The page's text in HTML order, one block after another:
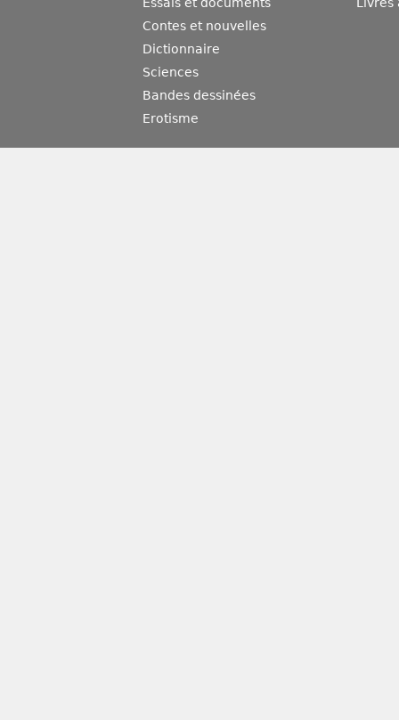
Essais et documents
Contes et nouvelles
Dictionnaire
Sciences
Bandes dessinées
Erotisme
Livres